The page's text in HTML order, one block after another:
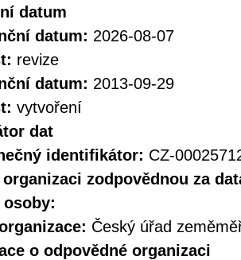
datum
datum: 2026-08-07
revize
datum: 2013-09-29
vytvoření
dat
identifikátor: CZ-
zodpovědnou za
osoby:
Český úřad
o odpovědné organizaci